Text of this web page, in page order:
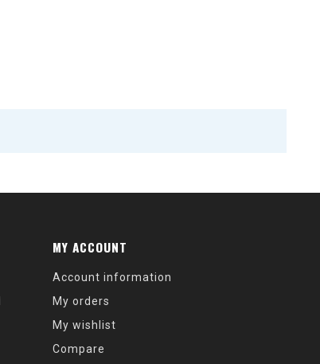
MY ACCOUNT
Account information
My orders
My wishlist
Compare